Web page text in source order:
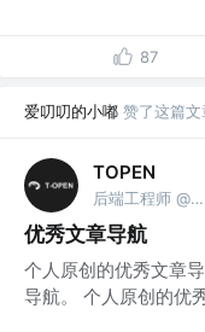
87
爱叨叨的小嘟 赞了这篇文
TOPEN
后端工程师 @平头哥开源
优秀文章导航
个人原创的优秀文章
导航。 个人原创的优